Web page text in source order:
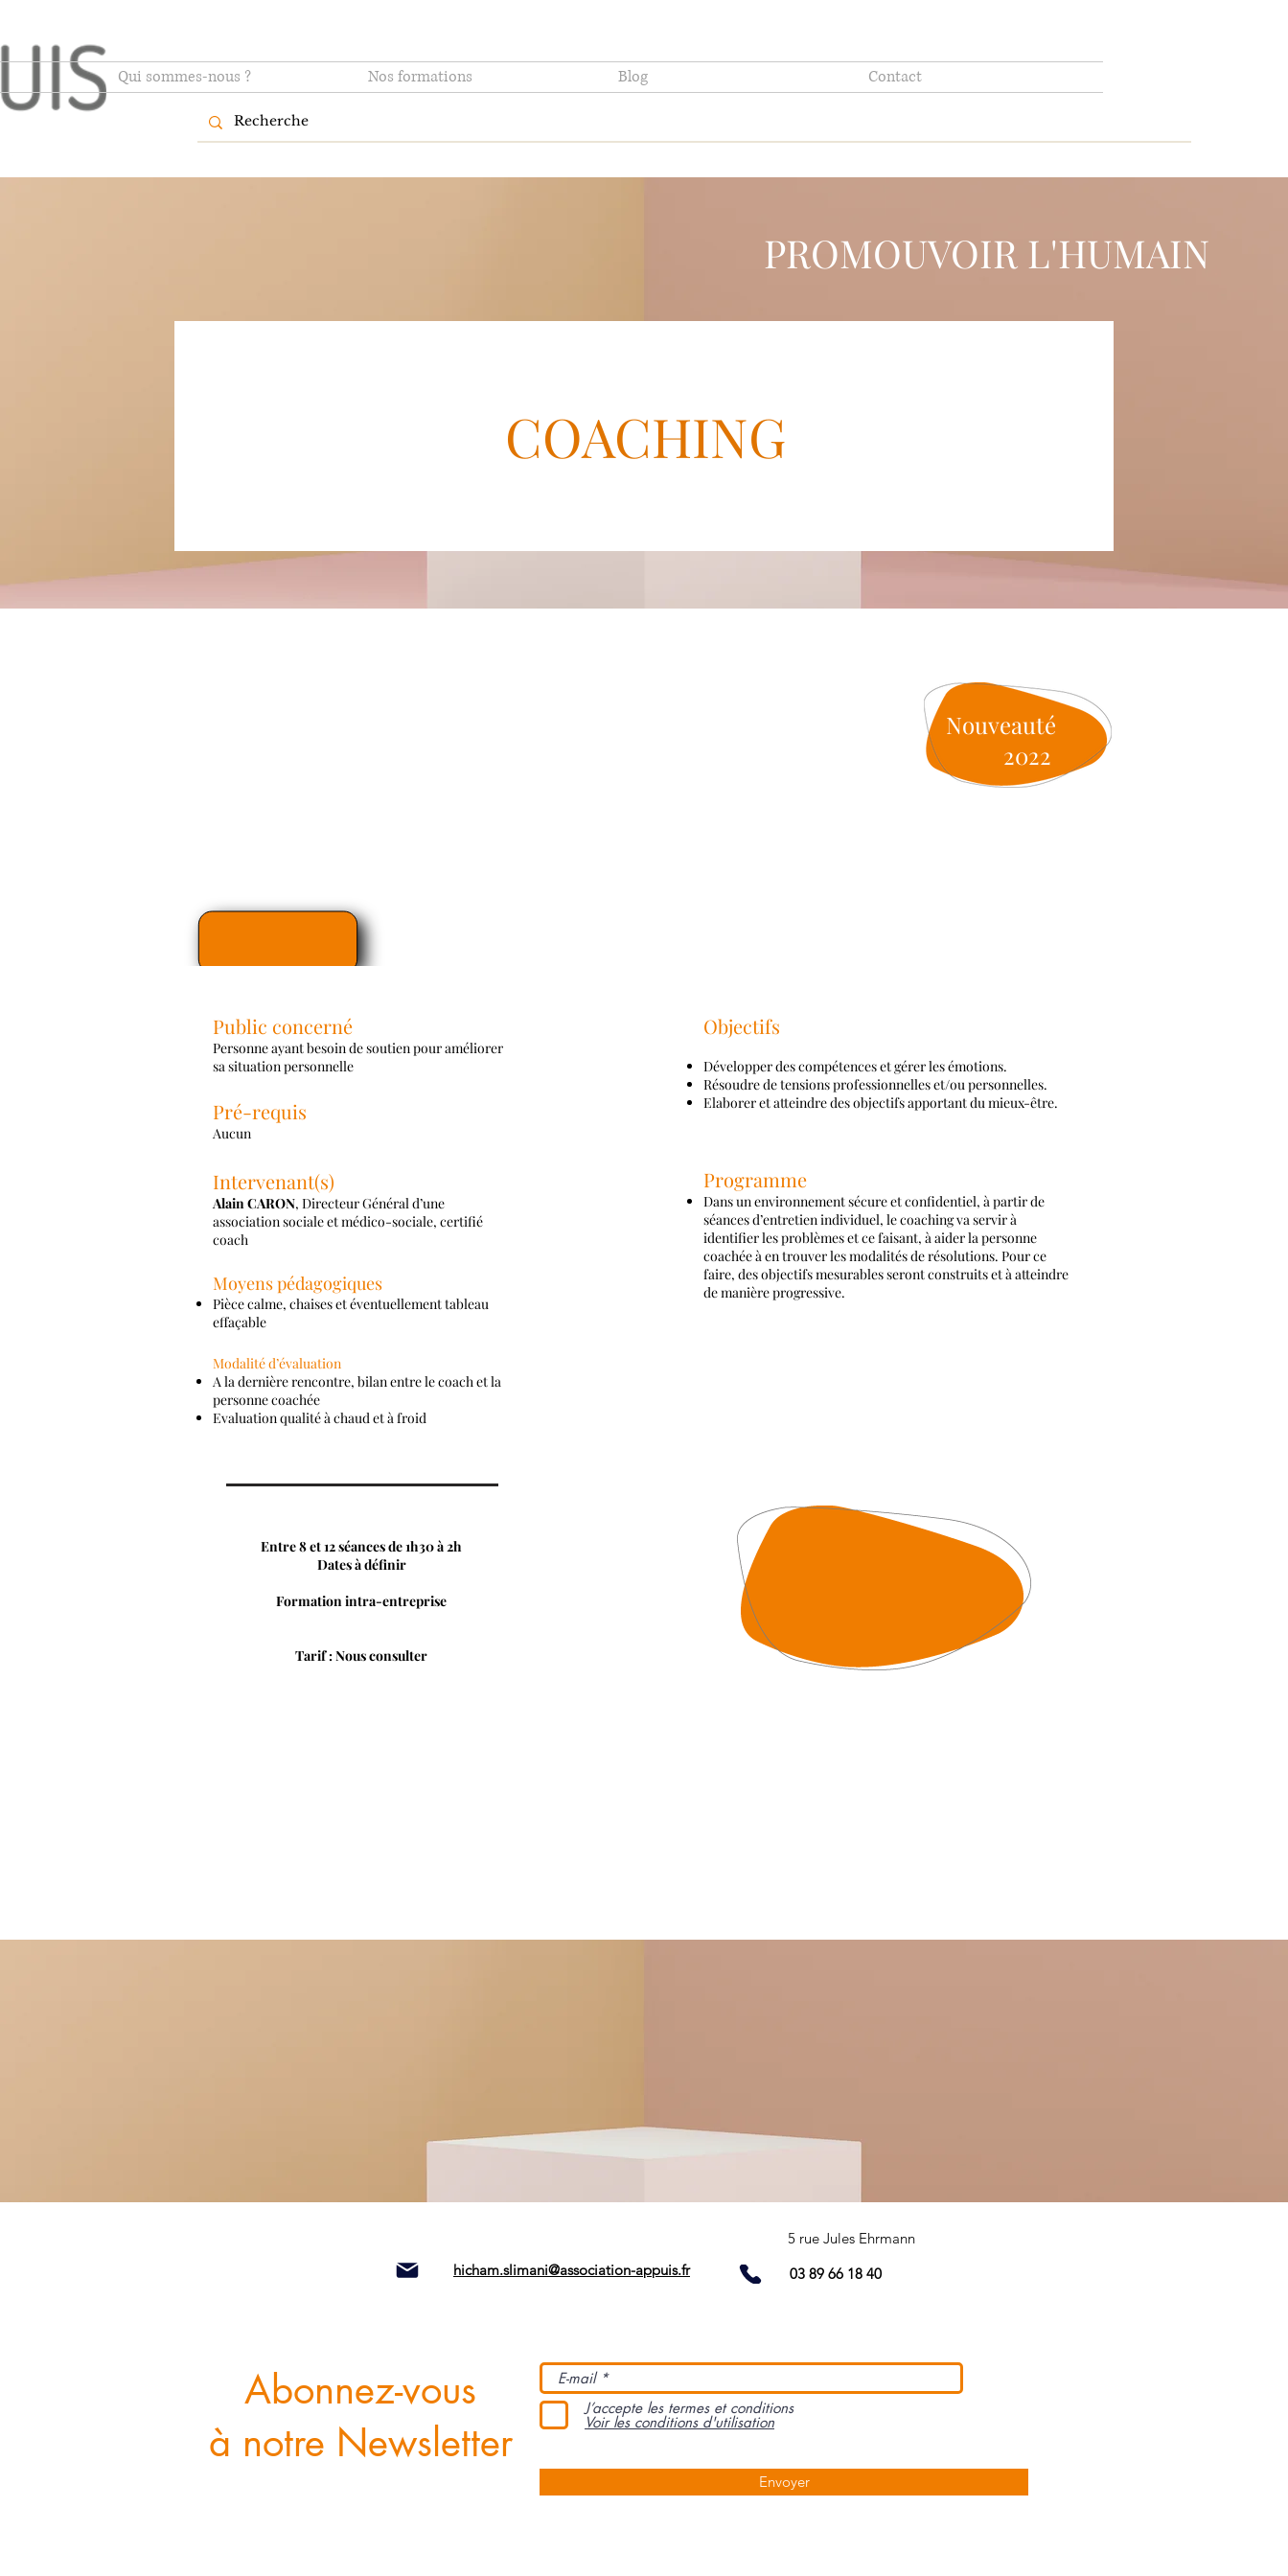
Qui sommes-nous ? Nos formations Blog Contact
PROMOUVOIR L'HUMAIN
COACHING
Nouveauté
2022
Objectifs
Développer des compétences et gérer les émotions.
Résoudre de tensions professionnelles et/ou personnelles.
Elaborer et atteindre des objectifs apportant du mieux-être.
Programme
Dans un environnement sécure et confidentiel, à partir de
séances d’entretien individuel, le coaching va servir à
identifier les problèmes et ce faisant, à aider la personne
coachée à en trouver les modalités de résolutions. Pour ce
faire, des objectifs mesurables seront construits et à atteindre
de manière progressive.
Public concerné
Personne ayant besoin de soutien pour améliorer
sa situation personnelle
Pré-requis
Aucun
Intervenant(s)
Alain CARON, Directeur Général d’une
association sociale et médico-sociale, certifié
coach
Moyens pédagogiques
Pièce calme, chaises et éventuellement tableau
effaçable
Modalité d’évaluation
A la dernière rencontre, bilan entre le coach et la
personne coachée
Evaluation qualité à chaud et à froid
Entre 8 et 12 séances de 1h30 à 2h
Dates à définir
Formation intra-entreprise
Tarif : Nous consulter
5 rue Jules Ehrmann
hicham.slimani@association-appuis.fr
03 89 66 18 40
Abonnez-vous
à notre Newsletter
J’accepte les termes et conditions
Voir les conditions d'utilisation
Envoyer